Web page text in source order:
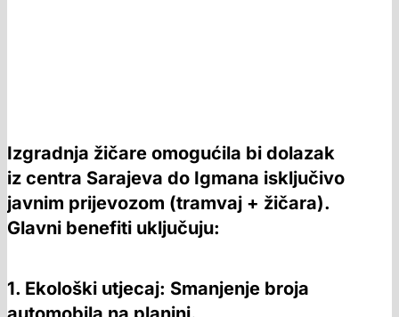
Izgradnja žičare omogućila bi dolazak
iz centra Sarajeva do Igmana isključivo
javnim prijevozom (tramvaj + žičara).
Glavni benefiti uključuju:
1. Ekološki utjecaj: Smanjenje broja